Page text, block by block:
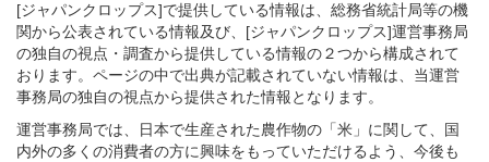
[ジャパンクロップス]で提供している情報は、総務省統計局等の機
関から公表されている情報及び、[ジャパンクロップス]運営事務局
の独自の視点・調査から提供している情報の２つから構成されて
おります。ページの中で出典が記載されていない情報は、当運営
事務局の独自の視点から提供された情報となります。
運営事務局では、日本で生産された農作物の「米」に関して、国
内外の多くの消費者の方に興味をもっていただけるよう、今後も